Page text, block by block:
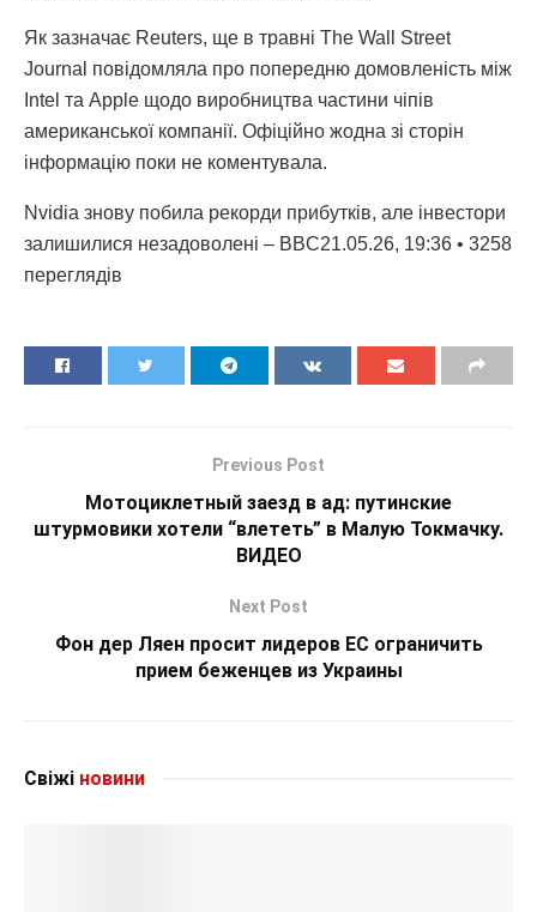
Як зазначає Reuters, ще в травні The Wall Street
Journal повідомляла про попередню домовленість між
Intel та Apple щодо виробництва частини чіпів
американської компанії. Офіційно жодна зі сторін
інформацію поки не коментувала.
Nvidia знову побила рекорди прибутків, але інвестори
залишилися незадоволені – BBC21.05.26, 19:36 • 3258
переглядiв
Previous Post
Мотоциклетный заезд в ад: путинские
штурмовики хотели “влететь” в Малую Токмачку.
ВИДЕО
Next Post
Фон дер Ляен просит лидеров ЕС ограничить
прием беженцев из Украины
Свіжі новини